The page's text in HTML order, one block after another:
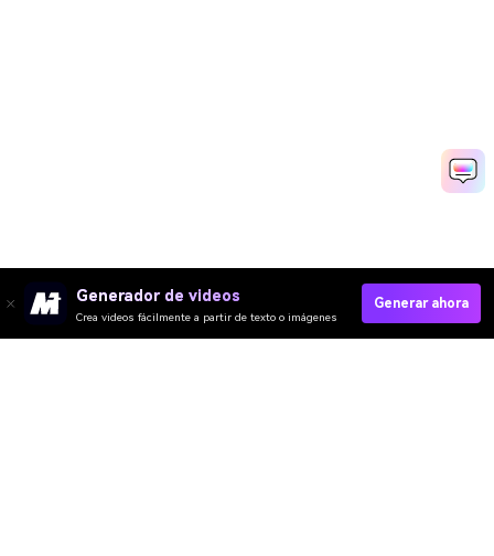
Generador de videos
Crea videos fácilmente a partir de texto o imágenes
Generar ahora